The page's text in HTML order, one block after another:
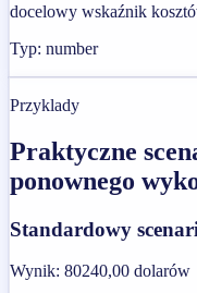
docelowy wskaźnik
Typ: number
Przyklady
Praktyczne
ponownego
Standardowy
Wynik: 80240,00 dolarów